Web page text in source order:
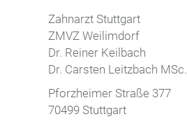
Zahnarzt Stuttgart
ZMVZ Weilimdorf
Dr. Reiner Keilbach
Dr. Carsten Leitzbach MSc.
Pforzheimer Straße 377
70499 Stuttgart